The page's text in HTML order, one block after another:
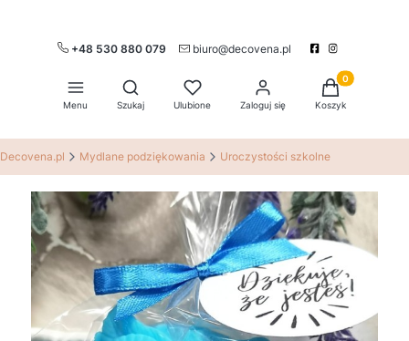
+48 530 880 079 biuro@decovena.pl
Menu
Otwórz wyszukiwarkę
Szukaj Ulubione Zaloguj się
Produkty w
Koszyk
Decovena.pl Mydlane podziękowania Uroczystości szkolne